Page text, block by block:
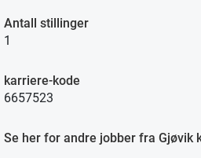
Antall stillinger
1
karriere-kode
6657523
Se her for andre jobber fra Gjøvik